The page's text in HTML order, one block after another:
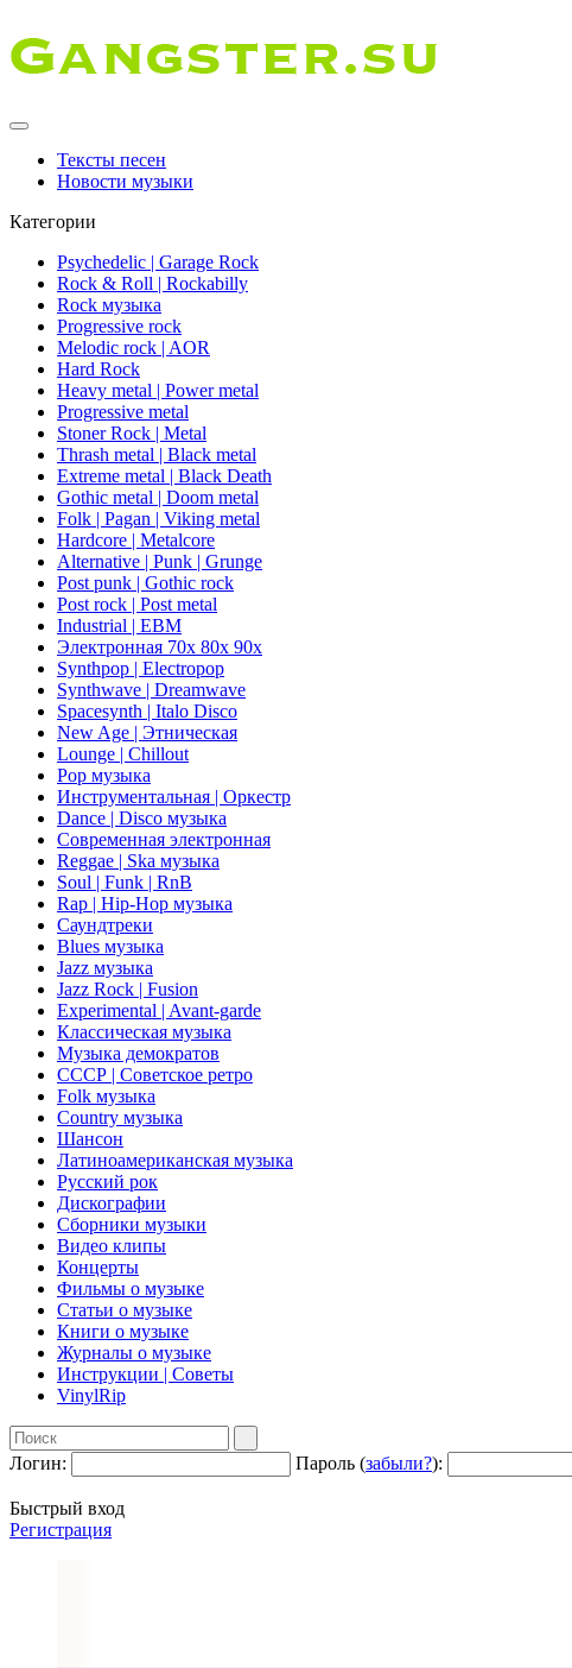
Тексты песен
Новости музыки
Категории
Psychedelic | Garage Rock
Rock & Roll | Rockabilly
Rock музыка
Progressive rock
Melodic rock | AOR
Hard Rock
Heavy metal | Power metal
Progressive metal
Stoner Rock | Metal
Thrash metal | Black metal
Extreme metal | Black Death
Gothic metal | Doom metal
Folk | Pagan | Viking metal
Hardcore | Metalcore
Alternative | Punk | Grunge
Post punk | Gothic rock
Post rock | Post metal
Industrial | EBM
Электронная 70х 80х 90х
Synthpop | Electropop
Synthwave | Dreamwave
Spacesynth | Italo Disco
New Age | Этническая
Lounge | Chillout
Pop музыка
Инструментальная | Оркестр
Dance | Disco музыка
Современная электронная
Reggae | Ska музыка
Soul | Funk | RnB
Rap | Hip-Hop музыка
Саундтреки
Blues музыка
Jazz музыка
Jazz Rock | Fusion
Experimental | Avant-garde
Классическая музыка
Музыка демократов
СССР | Советское ретро
Folk музыка
Country музыка
Шансон
Латиноамериканская музыка
Русский рок
Дискографии
Сборники музыки
Видео клипы
Концерты
Фильмы о музыке
Статьи о музыке
Книги о музыке
Журналы о музыке
Инструкции | Советы
VinylRip
Логин: Пароль (забыли?):
Быстрый вход
Регистрация